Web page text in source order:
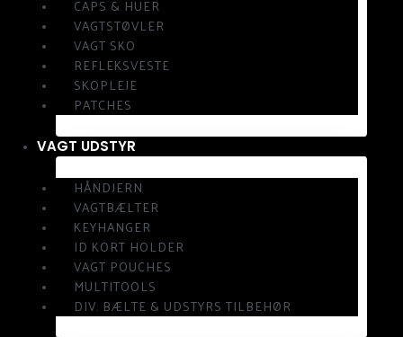
CAPS & HUER
VAGTSTØVLER
VAGT SKO
REFLEKSVESTE
SKOPLEJE
PATCHES
VAGT UDSTYR
HÅNDJERN
VAGTBÆLTER
KEYHANGER
ID KORT HOLDER
VAGT POUCHES
MULTITOOLS
DIV. BÆLTE & UDSTYRS TILBEHØR